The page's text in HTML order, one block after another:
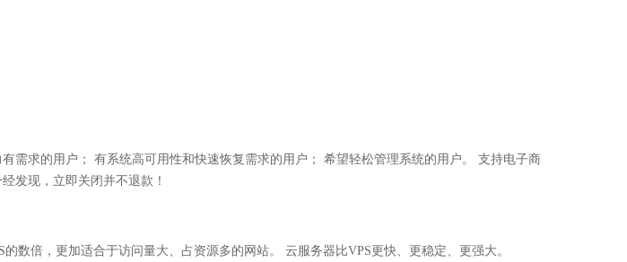
需求的用户； 有系统高可用性和快速恢复需求的用户； 希望轻松管理系统的用户。 支持电子商
发现，立即关闭并不退款！
数倍，更加适合于访问量大、占资源多的网站。 云服务器比VPS更快、更稳定、更强大。